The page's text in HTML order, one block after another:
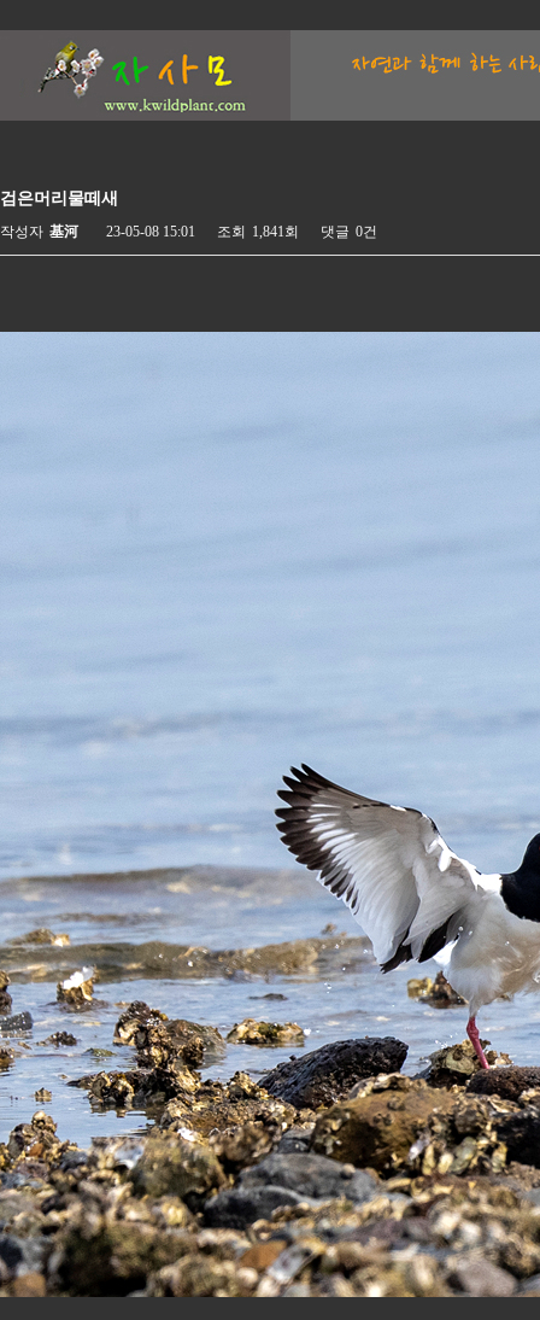
검은머리물떼새
작성자 基河 23-05-08 15:01 조회 1,841회 댓글 0건